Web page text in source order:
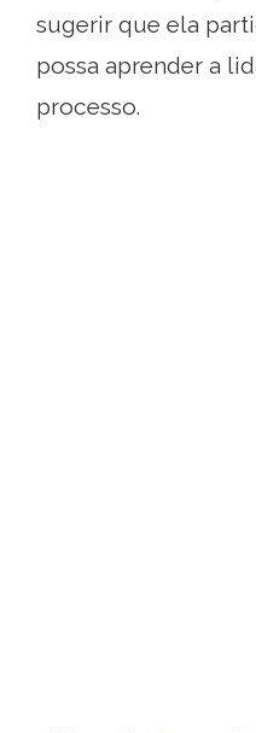
sugerir que ela
possa aprender a
processo.